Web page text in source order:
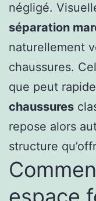
négligé.
séparation
naturellement
chaussures.
que peut
chaussures
repose alors
structure